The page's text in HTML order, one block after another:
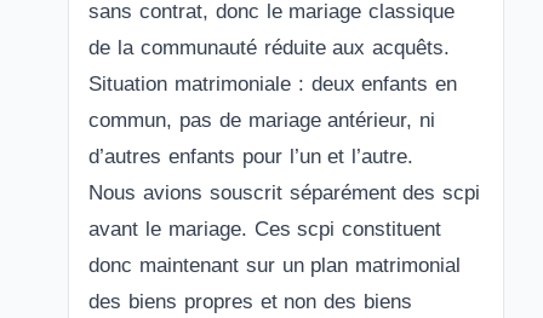
sans contrat, donc le mariage classique
de la communauté réduite aux acquêts.
Situation matrimoniale : deux enfants en
commun, pas de mariage antérieur, ni
d’autres enfants pour l’un et l’autre.
Nous avions souscrit séparément des scpi
avant le mariage. Ces scpi constituent
donc maintenant sur un plan matrimonial
des biens propres et non des biens